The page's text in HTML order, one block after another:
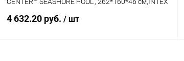
CENTER™ SEASHORE POOL", 262*160*46 см,INTEX
4 632.20 руб. / шт